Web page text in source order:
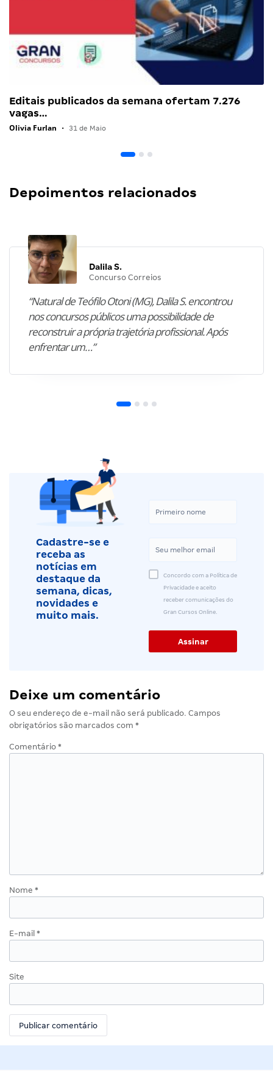
Editais publicados da semana ofertam 7.276
vagas…
Olivia Furlan • 31 de Maio
Depoimentos relacionados
Dalila S.
Concurso Correios
“Natural de Teófilo Otoni (MG), Dalila S. encontrou
nos concursos públicos uma possibilidade de
reconstruir a própria trajetória profissional. Após
enfrentar um…”
Cadastre-se e
receba as
notícias em
destaque da
semana, dicas,
novidades e
muito mais.
Concordo com a Política de
Privacidade e aceito
receber comunicações do
Gran Cursos Online.
Deixe um comentário
O seu endereço de e-mail não será publicado. Campos
obrigatórios são marcados com *
Comentário *
Nome *
E-mail *
Site